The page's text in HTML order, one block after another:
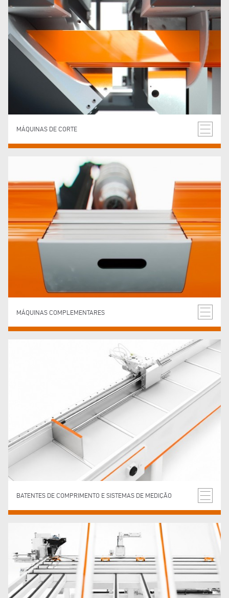
MÁQUINAS DE CORTE
MÁQUINAS COMPLEMENTARES
BATENTES DE COMPRIMENTO E SISTEMAS DE MEDIÇÃO